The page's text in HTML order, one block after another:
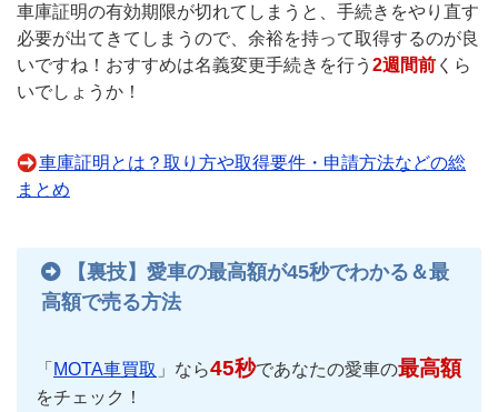
車庫証明の有効期限が切れてしまうと、手続きをやり直す
必要が出てきてしまうので、余裕を持って取得するのが良
いですね！おすすめは名義変更手続きを行う 2週間前 くら
いでしょうか！
車庫証明とは？取り方や取得要件・申請方法などの総
まとめ
【裏技】愛車の最高額が45秒でわかる＆最
高額で売る方法
「 MOTA車買取 」なら45秒であなたの愛車の最高額
をチェック！